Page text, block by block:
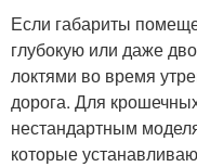
Если габариты
глубокую или даже
локтями во время
дорога. Для
нестандартным
которые